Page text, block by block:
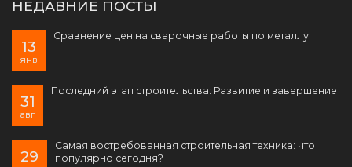
НЕДАВНИЕ ПОСТЫ
13
янв
Сравнение цен на сварочные работы по металлу
31
авг
Последний этап строительства: Развитие и завершение
29
Самая востребованная строительная техника: что
популярно сегодня?